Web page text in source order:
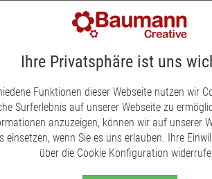
Holz-Pflanzkiste nicht vorbei.
stimmig bepflanzt oder
dieses Gefäß optimal. Oder
Kräutern. Das Pflanzgefäß in
ausgestattet. Lassen Sie Ihrer
und Farbe des Holzes kann
Ihre Privatsphäre ist uns
Funktionen dieser Webseite nutzen wir
Surferlebnis auf unserer Webseite zu
anzuzeigen, können wir auf unserer
einsetzen, wenn Sie es uns erlauben. Ihre
über die Cookie Konfiguration